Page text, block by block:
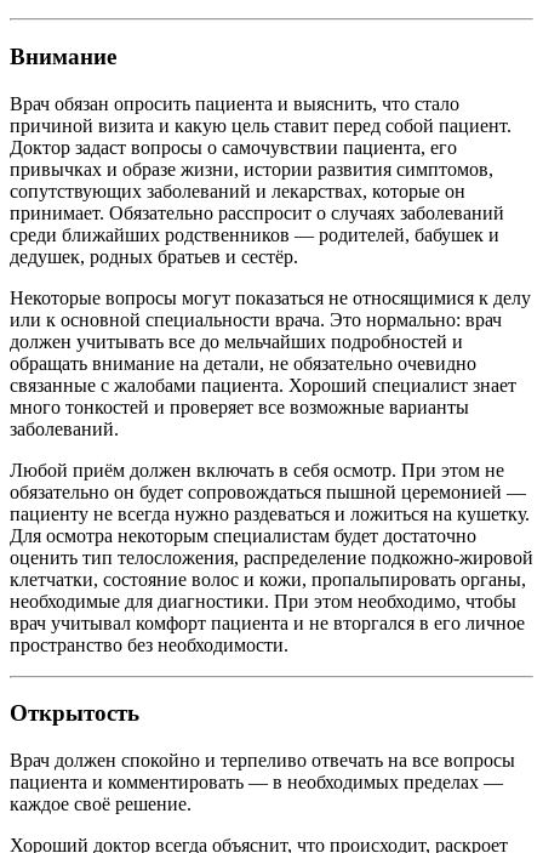
Внимание
Врач обязан опросить пациента и выяснить, что стало
причиной визита и какую цель ставит перед собой пациент.
Доктор задаст вопросы о самочувствии пациента, его
привычках и образе жизни, истории развития симптомов,
сопутствующих заболеваний и лекарствах, которые он
принимает. Обязательно расспросит о случаях заболеваний
среди ближайших родственников — родителей, бабушек и
дедушек, родных братьев и сестёр.
Некоторые вопросы могут показаться не относящимися к делу
или к основной специальности врача. Это нормально: врач
должен учитывать все до мельчайших подробностей и
обращать внимание на детали, не обязательно очевидно
связанные с жалобами пациента. Хороший специалист знает
много тонкостей и проверяет все возможные варианты
заболеваний.
Любой приём должен включать в себя осмотр. При этом не
обязательно он будет сопровождаться пышной церемонией —
пациенту не всегда нужно раздеваться и ложиться на кушетку.
Для осмотра некоторым специалистам будет достаточно
оценить тип телосложения, распределение подкожно-жировой
клетчатки, состояние волос и кожи, пропальпировать органы,
необходимые для диагностики. При этом необходимо, чтобы
врач учитывал комфорт пациента и не вторгался в его личное
пространство без необходимости.
Открытость
Врач должен спокойно и терпеливо отвечать на все вопросы
пациента и комментировать — в необходимых пределах —
каждое своё решение.
Хороший доктор всегда объяснит, что происходит, раскроет